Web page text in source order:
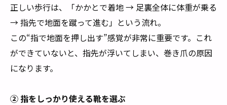
正しい歩行は、「かかとで着地 → 足裏全体に体重が乗る
→ 指先で地面を蹴って進む」という流れ。
この“指で地面を押し出す”感覚が非常に重要です。これ
ができていないと、指先が浮いてしまい、巻き爪の原因
になります。
② 指をしっかり使える靴を選ぶ